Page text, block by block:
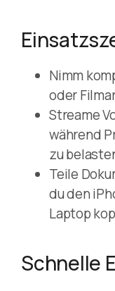
Nimm
oder
Streame
während
zu
Teile
du den
Laptop
Schnelle